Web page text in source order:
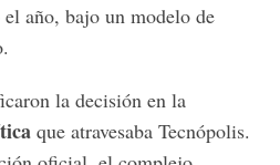
año, bajo un modelo de
la decisión en la
que atravesaba Tecnópolis.